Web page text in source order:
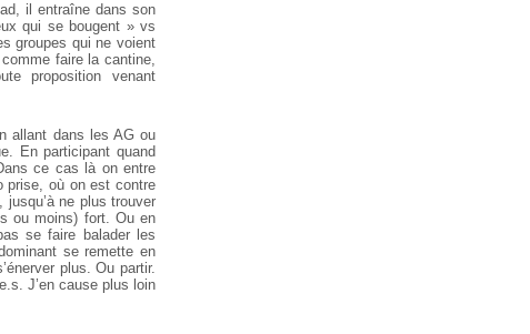
il entraîne dans son
qui se bougent » vs
groupes qui ne voient
faire la cantine,
proposition venant
allant dans les AG ou
En participant quand
ce cas là on entre
prise, où on est contre
ne plus trouver
ou moins) fort. Ou en
se faire balader les
se remette en
plus. Ou partir.
J’en cause plus loin